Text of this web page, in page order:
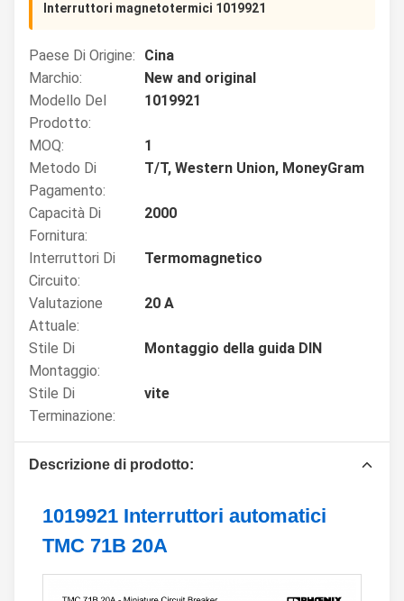
Interruttori magnetotermici 1019921
Paese Di Origine:
Cina
Marchio:
New and original
Modello Del
Prodotto:
1019921
MOQ:
1
Metodo Di
Pagamento:
T/T, Western Union, MoneyGram
Capacità Di
Fornitura:
2000
Interruttori Di
Circuito:
Termomagnetico
Valutazione
Attuale:
20 A
Stile Di
Montaggio:
Montaggio della guida DIN
Stile Di
Terminazione:
vite
Descrizione di prodotto:
1019921 Interruttori automatici
TMC 71B 20A